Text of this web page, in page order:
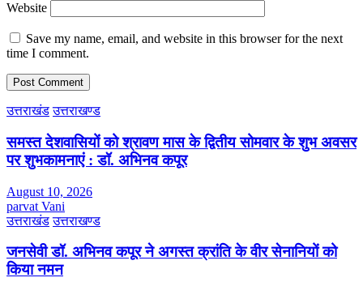
Website
Save my name, email, and website in this browser for the next
time I comment.
उत्तराखंड उत्तराखण्ड
समस्त देशवासियों को श्रावण मास के द्वितीय सोमवार के शुभ अवसर
पर शुभकामनाएं : डॉ. अभिनव कपूर
August 10, 2026
parvat Vani
उत्तराखंड उत्तराखण्ड
जनसेवी डॉ. अभिनव कपूर ने अगस्त क्रांति के वीर सेनानियों को
किया नमन